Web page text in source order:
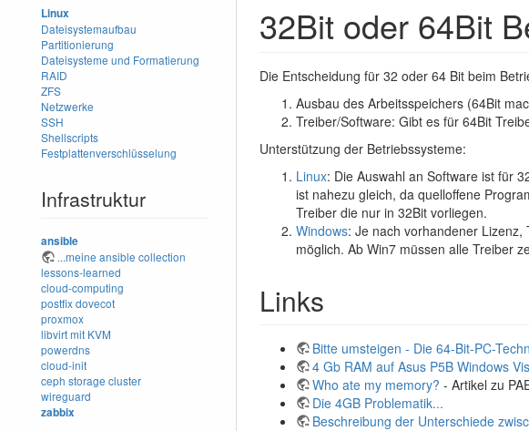
Linux
Dateisystemaufbau
Partitionierung
Dateisysteme und Formatierung
RAID
ZFS
Netzwerke
SSH
Shellscripts
Festplattenverschlüsselung
Infrastruktur
ansible
...meine ansible collection
lessons-learned
cloud-computing
postfixdovecot
proxmox
libvirt mit KVM
powerdns
cloud-init
ceph storage cluster
wireguard
zabbix
32Bit oder 64Bit
Die Entscheidung für 32 oder 64 Bit beim
Ausbau des Arbeitsspeichers (64Bit
Treiber/Software: Gibt es für 64Bit
Unterstützung der Betriebssysteme:
Linux: Die Auswahl an Software ist für
ist nahezu gleich, da quelloffene
Treiber die nur in 32Bit vorliegen.
Windows: Je nach vorhandener
möglich. Ab Win7 müssen alle Treiber
Links
Bitte umsteigen - Die 64-Bit-PC-
4 Gb RAM auf Asus P5B Windows
Who ate my memory? - Artikel zu
Die 4GB Problematik...
Beschreibung der Unterschiede